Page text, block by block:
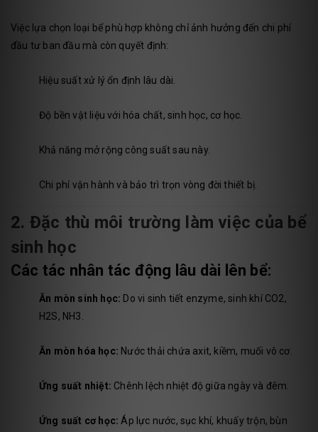
Việc lựa chọn loại bể phù hợp không chỉ ảnh hưởng đến chi phí
đầu tư ban đầu mà còn quyết định:
Hiệu suất xử lý ổn định lâu dài.
Độ bền vật liệu với hóa chất, sinh học, cơ học.
Khả năng mở rộng công suất sau này.
Chi phí vận hành và bảo trì trọn vòng đời thiết bị.
2. Đặc thù môi trường làm việc của bể
sinh học
Các tác nhân tác động lâu dài lên bể:
Ăn mòn sinh học: Do vi sinh tiết enzyme, sinh khí CO2,
H2S, NH3.
Ăn mòn hóa học: Nước thải chứa axit, kiềm, muối vô cơ.
Ứng suất nhiệt: Chênh lệch nhiệt độ giữa ngày và đêm.
Ứng suất cơ học: Áp lực nước, sục khí, khuấy trộn, bùn